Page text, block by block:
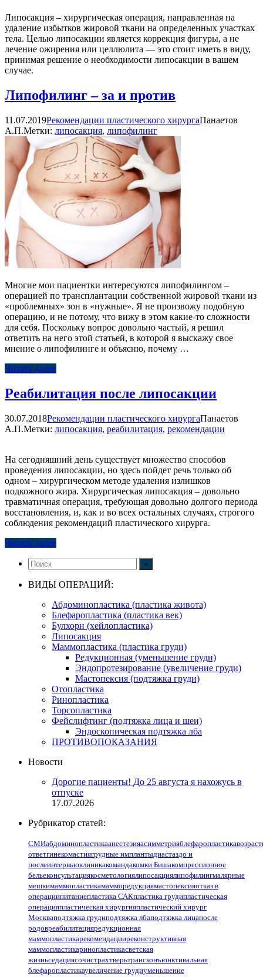
Липосакция – хирургическая операция, направленная на
удаление избытков жировой ткани на определенных участках
тела. Целью липосакции является коррекция фигуры, а не
лечение ожирения или целлюлита — это стоит иметь в виду,
принимая решение о необходимости липосакции в вашем
случае.
Липофилинг – за и против
11.07.2019Рекомендации пластического хирургаПанаетов
А.П.Метки: липосакция, липофилинг
Многие мои пациентки интересуются липофилингом –
операцией по трансплантации собственной жировой ткани из
«проблемных» зон в «нужные». Я не произвожу подобную
операцию, и не потому, что вижу в этом какие-то сложности
для себя. Поскольку вопрос довольно частый, я решил
ответить на него этой статьей, в которой я выскажу свое
мнение о липофилинге и объясню, почему …
Читать далее
Реабилитация после липосакции
30.07.2018Рекомендации пластического хирургаПанаетов
А.П.Метки: липосакция, реабилитация, рекомендации
На сегодняшний день существует множество способов
проведения липосакции, но здесь пойдет речь только об
одном – хирургическом методе удаления излишков
подкожного жира. Хирургическая липосакция – довольно
травматичная операция, требующая довольно долгого периода
восстановления, и, как и во всех остальных случаях, строгого
соблюдения рекомендаций пластического хирурга.
Читать далее
ВИДЫ ОПЕРАЦИЙ:
Абдоминопластика (пластика живота)
Блефаропластика (пластика век)
Булхорн (хейлопластика)
Липосакция
Маммопластика (пластика груди)
Редукционная (уменьшение груди)
Эндопротезирование (увеличение груди)
Мастопексия (подтяжка груди)
Отопластика
Ринопластика
Торсопластика
Фейслифтинг (подтяжка лица и шеи)
Эндоскопическая подтяжка лба
ПРОТИВОПОКАЗАНИЯ
Новости
Дорогие пациенты! До 25 августа я нахожусь в
отпуске
17.07.2026
Рубрикатор статей:
СМИабдоминопластикаанестезияасимметрияблефаропластикавозраст
ответгинекомастиягрудные имплантыдиастаздо и
послеинтервьюклиникакомандакомки Бишакомпрессионное
бельеконсультациякосметологиялипосакциялипофилингмалярные
мешкимаммопластикамамморедукциямастопексияотказ в
операциипитаниепластика САКпластика грудипластическая
операцияпластическая хирургияпластический хирург
Москваподтяжка грудиподтяжка лбаподтяжка лицапосле
родовреабилитацияредукционная
маммопластикарекомендацииреконструктивная
маммопластикаринопластикасветская
жизньседациясочистрахтверьтрансконъюнктивальная
блефаропластикаувеличение грудиуменьшение